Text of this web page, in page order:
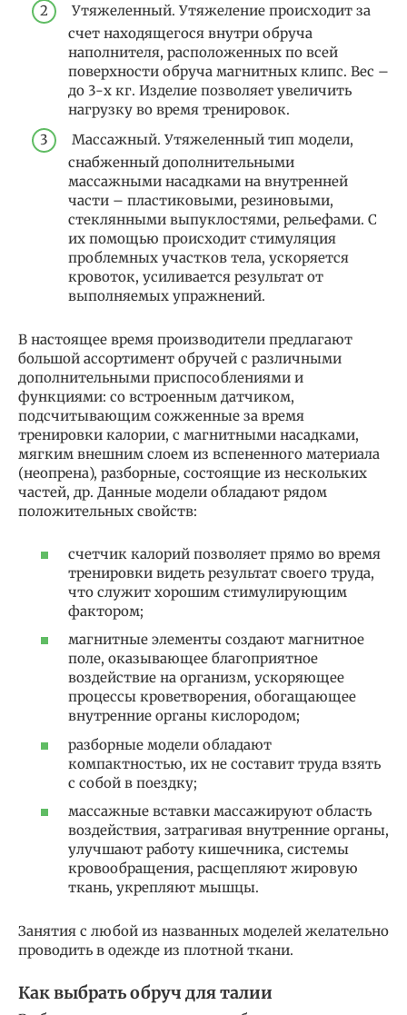
Утяжеленный. Утяжеление происходит за
счет находящегося внутри обруча
наполнителя, расположенных по всей
поверхности обруча магнитных клипс. Вес –
до 3-х кг. Изделие позволяет увеличить
нагрузку во время тренировок.
Массажный. Утяжеленный тип модели,
снабженный дополнительными
массажными насадками на внутренней
части – пластиковыми, резиновыми,
стеклянными выпуклостями, рельефами. С
их помощью происходит стимуляция
проблемных участков тела, ускоряется
кровоток, усиливается результат от
выполняемых упражнений.
В настоящее время производители предлагают
большой ассортимент обручей с различными
дополнительными приспособлениями и
функциями: со встроенным датчиком,
подсчитывающим сожженные за время
тренировки калории, с магнитными насадками,
мягким внешним слоем из вспененного материала
(неопрена), разборные, состоящие из нескольких
частей, др. Данные модели обладают рядом
положительных свойств:
счетчик калорий позволяет прямо во время
тренировки видеть результат своего труда,
что служит хорошим стимулирующим
фактором;
магнитные элементы создают магнитное
поле, оказывающее благоприятное
воздействие на организм, ускоряющее
процессы кроветворения, обогащающее
внутренние органы кислородом;
разборные модели обладают
компактностью, их не составит труда взять
с собой в поездку;
массажные вставки массажируют область
воздействия, затрагивая внутренние органы,
улучшают работу кишечника, системы
кровообращения, расщепляют жировую
ткань, укрепляют мышцы.
Занятия с любой из названных моделей желательно
проводить в одежде из плотной ткани.
Как выбрать обруч для талии